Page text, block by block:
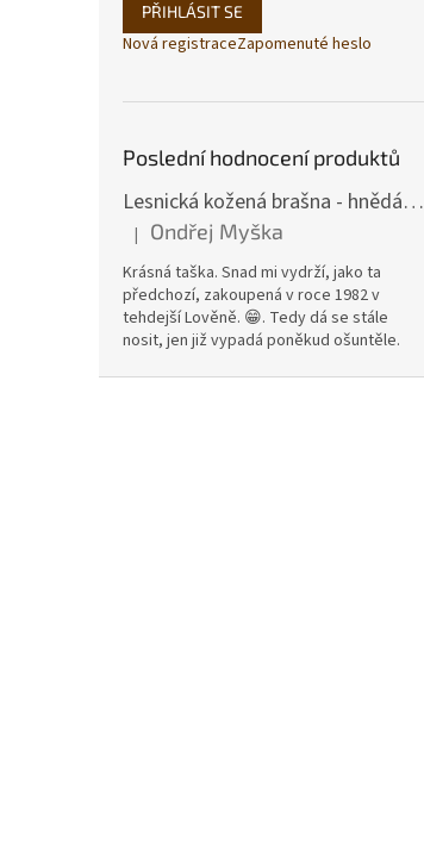
PŘIHLÁSIT SE
Nová registraceZapomenuté heslo
Poslední hodnocení produktů
Lesnická kožená brašna - hnědá hovězina
Hodnocení produktu je 5 z 5 hvězdiček.
| Ondřej Myška
Krásná taška. Snad mi vydrží, jako ta
předchozí, zakoupená v roce 1982 v
tehdejší Lověně. 😁. Tedy dá se stále
nosit, jen již vypadá poněkud ošuntěle.